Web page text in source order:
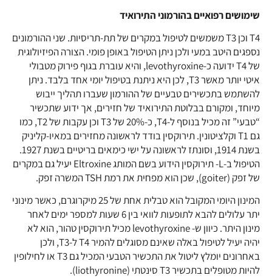
שימושים רפואיים בהורמוני התירואיד
T4 וכן T3 משמשים לטיפול במקרים של תת-תריסיות. שני ההורמונים
נספגים היטב במעי ולכן ניתן הטיפול באופן פומי. הצורה הפיזיולוגית
של T4 ידועה כ-levothyroxine, והיא עוברת בגוף פירוק מטבולי
איטי יותר מאשר T3, לכן היא ניתנת בטיפול יומי אחד בלבד. ניתן
להשתמש בתכשירים טבעיים של ההורמון שעברו תהליך ייבוש
מיוחד, ומקורם בבלוטת התירואיד של חזירים, אך ידוע שתכשיר
“טבעי” זה מכיל בנוסף ל-T4, כ-20% של T3 וכן עקבות של T2, כמו
גם T1 וקלציטונין. תירוקסין בודד לראשונה מחזירים במאיו-קליניק
בשנת 1914, וסונתז לראשונה על ישי כימאים בריטיים בשנת 1927.
הטיפול ב-L- תירוקסין הידוע בשם המותג Eltroxine יעיל גם במקרים
של זפק (goiter), שכן הוא מפחית את רמת TSH המשרה זפק.
המינון היומי המקובל הוא טבלית אחת של 25 מיקרוגרם, כאשר מינוני
יתר עלולים להבא לתופעות לוואי בין 6 שעות למספר ימים לאחר
מינון היתר. כיוון ש- levothyroxine מכיל תירוקסין טהור, הוא לא
יהיה יעיל לטיפול באלה שאינם מסוגלים להמיר T4 ל-T3, ולכן
באחרונים יומלץ ליטול את התכשיר הטבעי המכיל גם T3 או לחילופין
להיות מטופלים בתכשיר T3 סינטתי (liothyronine).